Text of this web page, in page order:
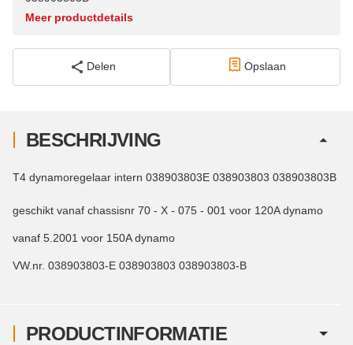
Meer productdetails
Delen Opslaan
PRODUCTINFORMATIE
BESCHRIJVING
T4 dynamoregelaar intern 038903803E 038903803 038903803B
geschikt vanaf chassisnr 70 - X - 075 - 001 voor 120A dynamo
vanaf 5.2001 voor 150A dynamo
VW.nr. 038903803-E 038903803 038903803-B